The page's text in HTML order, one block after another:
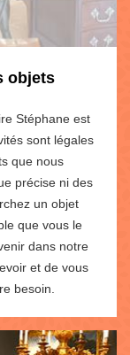
objets
Stéphane est
sont légales
que nous
précise ni des
un objet
que vous le
dans notre
et de vous
besoin.